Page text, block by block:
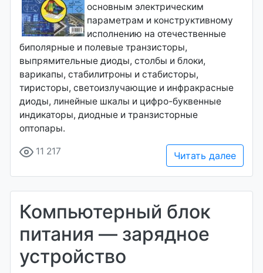
основным электрическим
параметрам и конструктивному
исполнению на отечественные
биполярные и полевые транзисторы,
выпрямительные диоды, столбы и блоки,
варикапы, стабилитроны и cтабиcтоpы,
тиpиcтоpы, светоизлучающие и инфракрасные
диоды, линейные шкалы и цифро-буквенные
индикаторы, диодные и транзисторные
оптопары.
11 217 Читать далее
Компьютерный блок
питания — зарядное
устройство